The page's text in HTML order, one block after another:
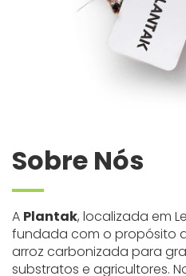
Sobre Nós
A Plantak, localizada em
fundada com o propósito
arroz carbonizada para
substratos e agricultores.